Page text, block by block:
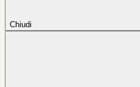
Chiudi